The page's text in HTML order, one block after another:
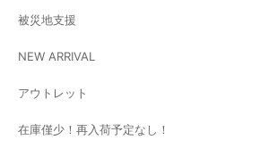
被災地支援
NEW ARRIVAL
アウトレット
在庫僅少！再入荷予定なし！